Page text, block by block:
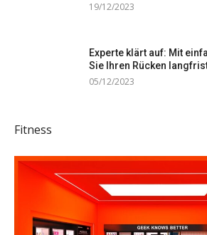
19/12/2023
Experte klärt auf: Mit
Sie Ihren Rücken
05/12/2023
Fitness